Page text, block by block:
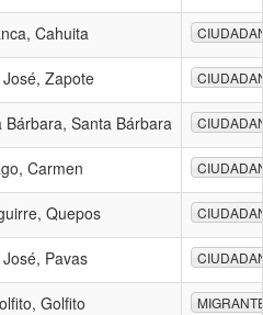
Cahuita
Zapote
Bárbara, Santa Bárbara
Carmen
Quepos
Pavas
Golfito